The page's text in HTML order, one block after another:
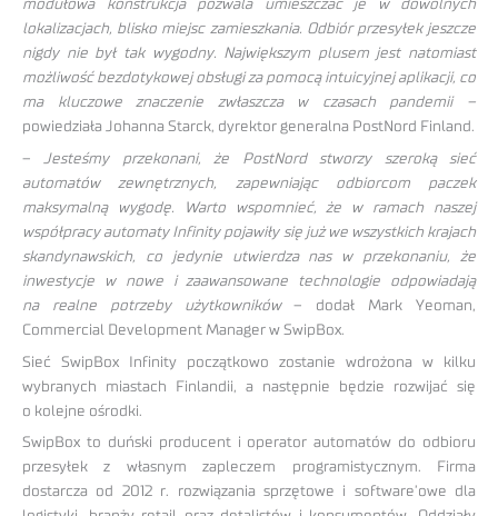
modułowa konstrukcja pozwala umieszczać je w dowolnych
lokalizacjach, blisko miejsc zamieszkania. Odbiór przesyłek jeszcze
nigdy nie był tak wygodny. Największym plusem jest natomiast
możliwość bezdotykowej obsługi za pomocą intuicyjnej aplikacji, co
ma kluczowe znaczenie zwłaszcza w czasach pandemii –
powiedziała Johanna Starck, dyrektor generalna PostNord Finland.
–
Jesteśmy przekonani, że PostNord stworzy szeroką sieć
automatów zewnętrznych, zapewniając odbiorcom paczek
maksymalną wygodę. Warto wspomnieć, że w ramach naszej
współpracy automaty Infinity pojawiły się już we wszystkich krajach
skandynawskich, co jedynie utwierdza nas w przekonaniu, że
inwestycje w nowe i zaawansowane technologie odpowiadają
na realne potrzeby użytkowników– dodał Mark Yeoman,
Commercial Development Manager w SwipBox.
Sieć SwipBox Infinity początkowo zostanie wdrożona w kilku
wybranych miastach Finlandii, a następnie będzie rozwijać się
o kolejne ośrodki.
SwipBox to duński producent i operator automatów do odbioru
przesyłek z własnym zapleczem programistycznym. Firma
dostarcza od 2012 r. rozwiązania sprzętowe i software’owe dla